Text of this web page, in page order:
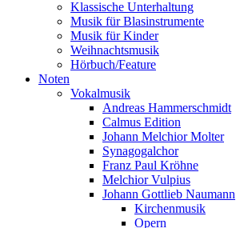
Klassische Unterhaltung
Musik für Blasinstrumente
Musik für Kinder
Weihnachtsmusik
Hörbuch/Feature
Noten
Vokalmusik
Andreas Hammerschmidt
Calmus Edition
Johann Melchior Molter
Synagogalchor
Franz Paul Kröhne
Melchior Vulpius
Johann Gottlieb Naumann
Kirchenmusik
Opern